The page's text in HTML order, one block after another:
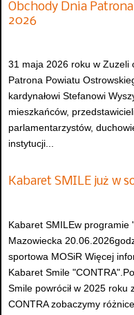
Obchody Dnia
2026
31 maja 2026 roku w Zuzeli
Patrona Powiatu
kardynałowi Stefanowi
mieszkańców,
parlamentarzystów,
instytucji...
Kabaret SMILE już w
Kabaret SMILEw programie
Mazowiecka
sportowa MOSiR Więcej
Kabaret Smile
Smile powrócił w 2025
CONTRA zobaczymy